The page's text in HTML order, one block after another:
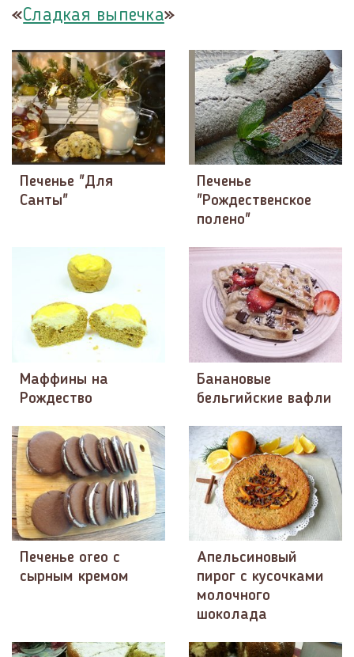
«Сладкая выпечка»
Печенье "Для
Санты"
Печенье
"Рождественское
полено"
Маффины на
Рождество
Банановые
бельгийские вафли
Печенье oreo с
сырным кремом
Апельсиновый
пирог с кусочками
молочного
шоколада